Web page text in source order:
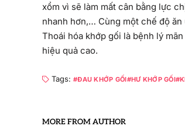
xổm vì sẽ làm mất cân bằng lực
nhanh hơn,… Cùng một chế độ
Thoái hóa khớp gối là bệnh lý
hiệu quả cao.
Tags: ĐAU KHỚP GỐI HƯ KHỚP GỐI
MORE FROM AUTHOR